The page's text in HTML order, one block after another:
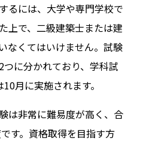
るには、大学や専門学校で
上で、二級建築士または建
なくてはいけません。試験
に分かれており、学科試
月に実施されます。
は非常に難易度が高く、合
す。資格取得を目指す方